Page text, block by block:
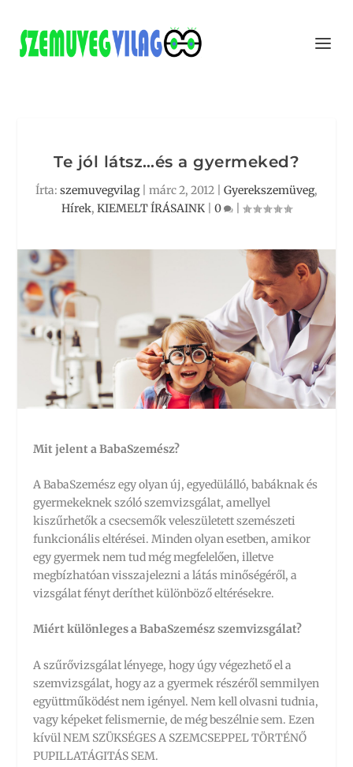
Te jól látsz…és a gyermeked?
Írta: szemuvegvilag| márc 2, 2012 Gyerekszemüveg,
Hírek, KIEMELT ÍRÁSAINK 0
Mit jelent a BabaSzemész?
A BabaSzemész egy olyan új, egyedülálló, babáknak és
gyermekeknek szóló szemvizsgálat, amellyel
kiszűrhetők a csecsemők veleszületett szemészeti
funkcionális eltérései. Minden olyan esetben, amikor
egy gyermek nem tud még megfelelően, illetve
megbízhatóan visszajelezni a látás minőségéről, a
vizsgálat fényt deríthet különböző eltérésekre.
Miért különleges a BabaSzemész szemvizsgálat?
A szűrővizsgálat lényege, hogy úgy végezhető el a
szemvizsgálat, hogy az a gyermek részéről semmilyen
együttműködést nem igényel. Nem kell olvasni tudnia,
vagy képeket felismernie, de még beszélnie sem. Ezen
kívül NEM SZÜKSÉGES A SZEMCSEPPEL TÖRTÉNŐ
PUPILLATÁGITÁS SEM.